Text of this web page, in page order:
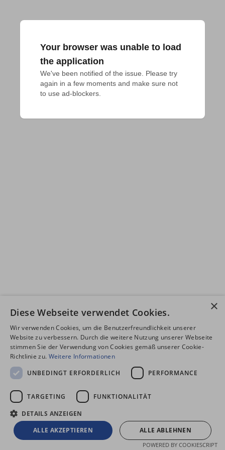
Your browser was unable to load
the application
We've been notified of the issue. Please try
again in a few moments and make sure not
to use ad-blockers.
×
Diese Webseite verwendet Cookies.
Wir verwenden Cookies, um die Benutzerfreundlichkeit unserer
Website zu verbessern. Durch die weitere Nutzung unserer Webseite
stimmen Sie der Verwendung von Cookies gemäß unserer Cookie-
Richtlinie zu. Weitere Informationen
UNBEDINGT ERFORDERLICH
PERFORMANCE
TARGETING FUNKTIONALITÄT
DETAILS ANZEIGEN
ALLE AKZEPTIEREN
ALLE ABLEHNEN
POWERED BY COOKIESCRIPT